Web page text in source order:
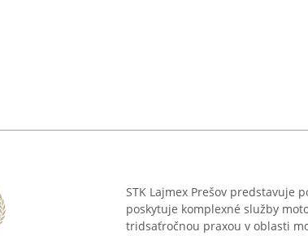
STK Lajmex Prešov predstavuje
poskytuje komplexné služby
tridsaťročnou praxou v oblasti